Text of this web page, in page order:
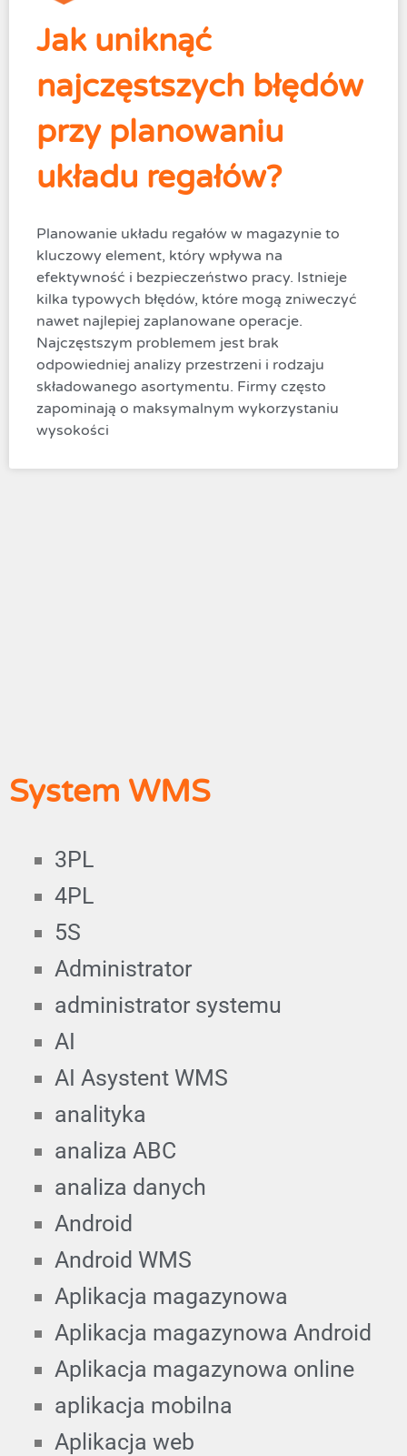
Jak uniknąć
najczęstszych błędów
przy planowaniu
układu regałów?
Planowanie układu regałów w magazynie to
kluczowy element, który wpływa na
efektywność i bezpieczeństwo pracy. Istnieje
kilka typowych błędów, które mogą zniweczyć
nawet najlepiej zaplanowane operacje.
Najczęstszym problemem jest brak
odpowiedniej analizy przestrzeni i rodzaju
składowanego asortymentu. Firmy często
zapominają o maksymalnym wykorzystaniu
wysokości
System WMS
3PL
4PL
5S
Administrator
administrator systemu
AI
AI Asystent WMS
analityka
analiza ABC
analiza danych
Android
Android WMS
Aplikacja magazynowa
Aplikacja magazynowa Android
Aplikacja magazynowa online
aplikacja mobilna
Aplikacja web